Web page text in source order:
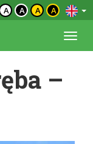
A A A A
–